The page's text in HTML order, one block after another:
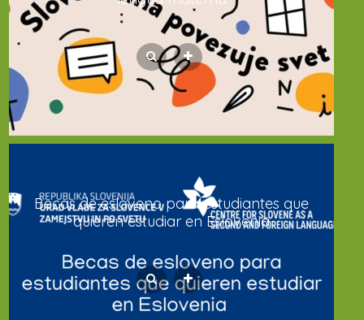
Becas de esloveno para estudiantes que
quieren estudiar en Eslovenia